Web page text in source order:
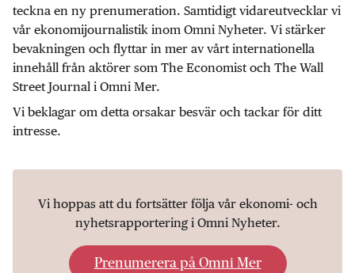
teckna en ny prenumeration. Samtidigt vidareutvecklar vi
vår ekonomijournalistik inom Omni Nyheter. Vi stärker
bevakningen och flyttar in mer av vårt internationella
innehåll från aktörer som The Economist och The Wall
Street Journal i Omni Mer.
Vi beklagar om detta orsakar besvär och tackar för ditt
intresse.
Vi hoppas att du fortsätter följa vår ekonomi- och
nyhetsrapportering i Omni Nyheter.
Prenumerera på Omni Mer